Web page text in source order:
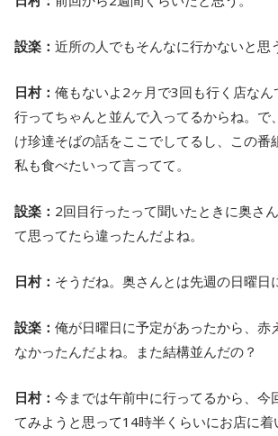
設楽： 近所の人でもそんなに行かないと思
日村： 俺もないよ2ヶ月で3回も行く店な
行ってちゃんと並んで入ってるからね。で
け珍達そばの話をここでしてるし、この番
私も食べたいって言ってて。
設楽： 2回目行ったって聞いたときに奥さ
て思ってたら違ったんだよね。
日村： そうだね。奥さんとは先週の日曜日
設楽： 俺が日曜日に予定があったから、赤
なかったんだよね。また結構並んだの？
日村： 今までは午前中に行ってるから、今
てみようと思って14時半くらいにお店に着